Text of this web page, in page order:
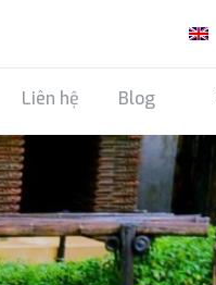
Liên hệ Blog